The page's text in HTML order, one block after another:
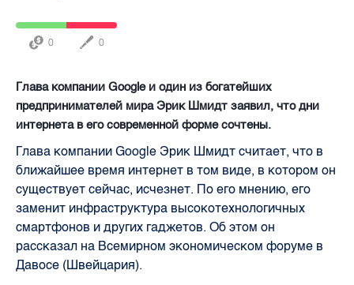
0 0
Глава компании Google и один из богатейших
предпринимателей мира Эрик Шмидт заявил, что дни
интернета в его современной форме сочтены.
Глава компании Google Эрик Шмидт считает, что в
ближайшее время интернет в том виде, в котором он
существует сейчас, исчезнет. По его мнению, его
заменит инфраструктура высокотехнологичных
смартфонов и других гаджетов. Об этом он
рассказал на Всемирном экономическом форуме в
Давосе (Швейцария).